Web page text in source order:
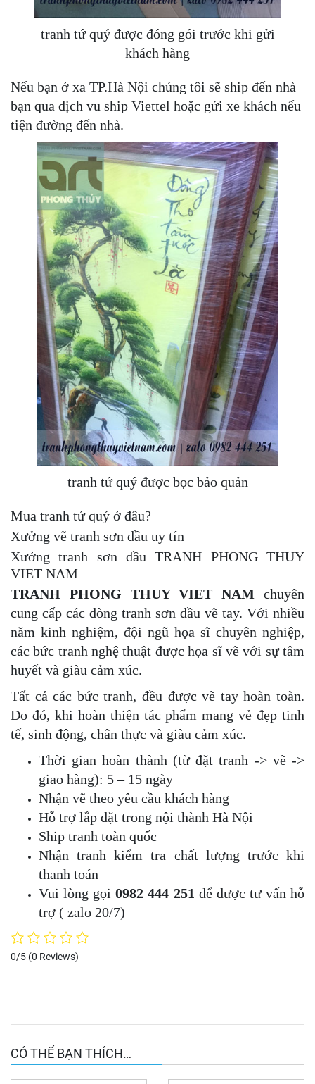
tranh tứ quý được đóng gói trước khi gửi
khách hàng
Nếu bạn ở xa TP.Hà Nội chúng tôi sẽ ship đến nhà
bạn qua dịch vu ship Viettel hoặc gửi xe khách nếu
tiện đường đến nhà.
tranh tứ quý được bọc bảo quản
Mua tranh tứ quý ở đâu?
Xưởng vẽ tranh sơn dầu uy tín
Xưởng tranh sơn dầu TRANH PHONG THUY
VIET NAM
TRANH PHONG THUY VIET NAM chuyên
cung cấp các dòng tranh sơn dầu vẽ tay. Với nhiều
năm kinh nghiệm, đội ngũ họa sĩ chuyên nghiệp,
các bức tranh nghệ thuật được họa sĩ vẽ với sự tâm
huyết và giàu cảm xúc.
Tất cả các bức tranh, đều được vẽ tay hoàn toàn.
Do đó, khi hoàn thiện tác phẩm mang vẻ đẹp tinh
tế, sinh động, chân thực và giàu cảm xúc.
Thời gian hoàn thành (từ đặt tranh -> vẽ ->
giao hàng): 5 – 15 ngày
Nhận vẽ theo yêu cầu khách hàng
Hỗ trợ lắp đặt trong nội thành Hà Nội
Ship tranh toàn quốc
Nhận tranh kiểm tra chất lượng trước khi
thanh toán
Vui lòng gọi0982 444 251 để được tư vấn hỗ
trợ ( zalo 20/7)
0/5 (0 Reviews)
CÓ THỂ BẠN THÍCH…